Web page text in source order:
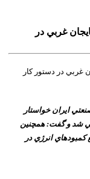
غربي در
ايران خواستار
شد و گفت: همچنين
انرژي در